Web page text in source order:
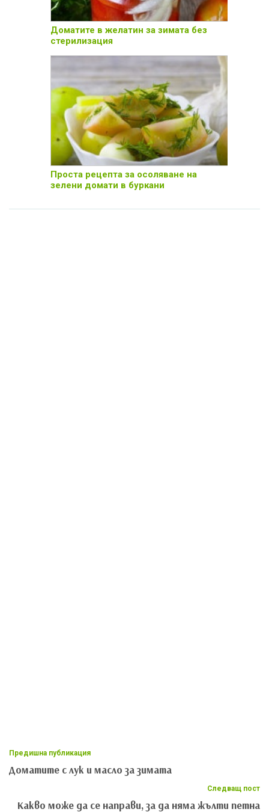
Доматите в желатин за зимата без
стерилизация
Проста рецепта за осоляване на
зелени домати в буркани
Предишна публикация
Доматите с лук и масло за зимата
Следващ пост
Какво може да се направи, за да няма жълти петна